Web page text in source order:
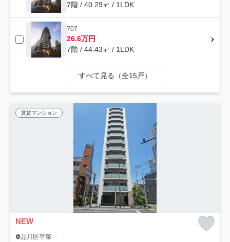
7階 / 40.29㎡ / 1LDK
707
26.6万円
7階 / 44.43㎡ / 1LDK
すべて見る（全15戸）
賃貸マンション
NEW
品川区平塚